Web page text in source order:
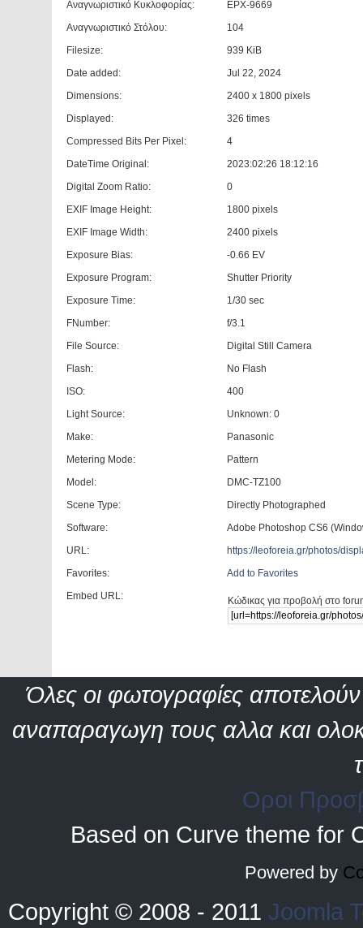
Αναγνωριστικό Κυκλοφορίας:
ΕΡΧ-9669
Αναγνωριστικό Στόλου:
104
Filesize:
939 KiB
Date added:
Jul 22, 2024
Dimensions:
2400 x 1800 pixels
Displayed:
326 times
Compressed Bits Per Pixel:
4
DateTime Original:
2023:02:26 18:12:16
Digital Zoom Ratio:
0
EXIF Image Height:
1800 pixels
EXIF Image Width:
2400 pixels
Exposure Bias:
-0.66 EV
Exposure Program:
Shutter Priority
Exposure Time:
1/30 sec
FNumber:
f/3.1
File Source:
Digital Still Camera
Flash:
No Flash
ISO:
400
Light Source:
Unknown: 0
Make:
Panasonic
Metering Mode:
Pattern
Model:
DMC-TZ100
Scene Type:
Directly Photographed
Software:
Adobe Photoshop CS6
URL:
https://leoforeia.gr/photos/
Favorites:
Add to Favorites
Embed URL:
Κώδικας για προβολή στο
Όλες οι φωτογραφίες αποτελούν
αναπαραγωγη τους αλλα και
Οροι
Based on Curve theme for
Powered by
Copyright © 2008 - 2011 Joomla